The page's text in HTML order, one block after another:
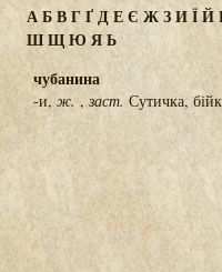
АБВГҐДЕЄ ЖЗИЇЙ
ШЩЮЯЬ
чубанина
-и, ж. , заст. Сутичка,